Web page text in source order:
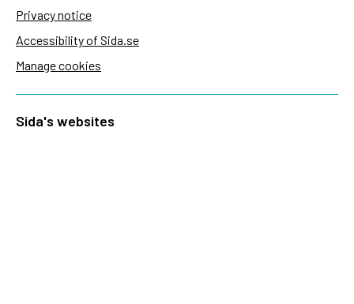
Privacy notice
Accessibility of Sida.se
Manage cookies
Sida's websites